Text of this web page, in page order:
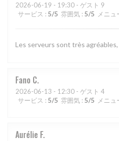
2026-06-19 - 19:30 - ゲスト 9
サービス : 5/5 雰囲気 : 5/5 メニュ
Les serveurs sont très
Fano C
2026-06-13 - 12:30 - ゲスト 4
サービス : 5/5 雰囲気 : 5/5 メニュ
Aurélie F